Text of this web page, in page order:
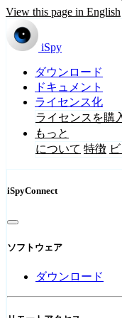
View this page in English
iSpy
ダウンロード
ドキュメント
ライセンス化
ライセンスを購
もっと
について 特徴
iSpyConnect
ソフトウェア
ダウンロード